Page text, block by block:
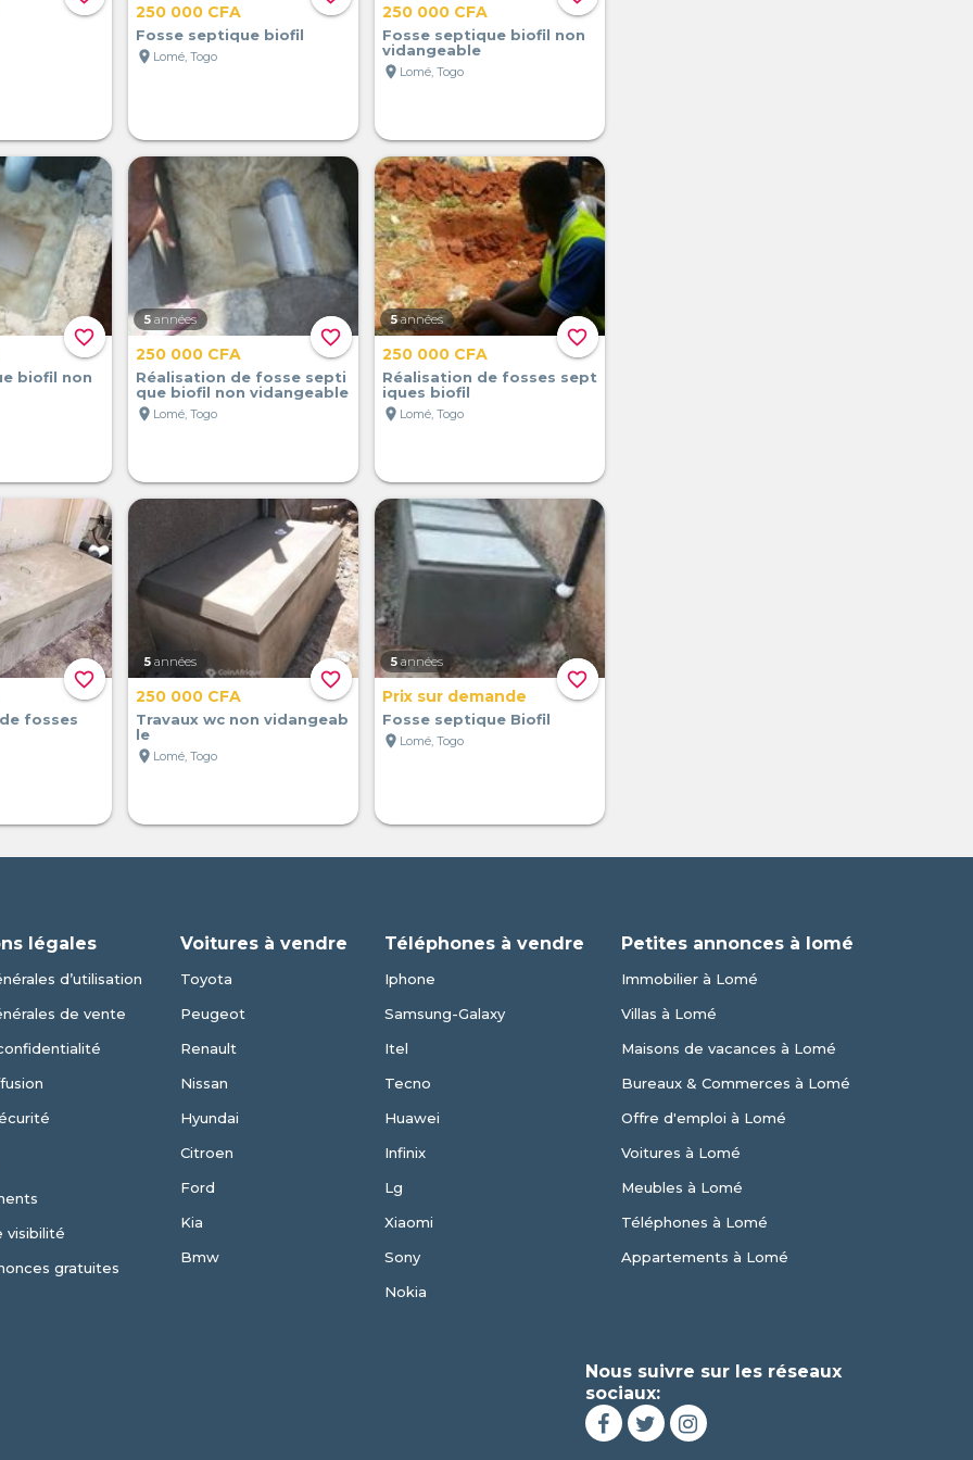
250 000 CFA
Fosse septique biofil
location_on Lomé, Togo
250 000 CFA
Fosse septique biofil non
vidangeable
location_on Lomé, Togo
favorite_border
biofil non
favorite_border
5 années
250 000 CFA
Réalisation de fosse septi
que biofil non vidangeable
location_on Lomé, Togo
favorite_border
5 années
250 000 CFA
Réalisation de fosses sept
iques biofil
location_on Lomé, Togo
favorite_border
fosses
favorite_border
5 années
250 000 CFA
Travaux wc non vidangeab
le
location_on Lomé, Togo
favorite_border
5 années
Prix sur demande
Fosse septique Biofil
location_on Lomé, Togo
légales
d’utilisation
de vente
visibilité
gratuites
Voitures à vendre
Toyota
Peugeot
Renault
Nissan
Hyundai
Citroen
Ford
Kia
Bmw
Téléphones à vendre
Iphone
Samsung-Galaxy
Itel
Tecno
Huawei
Infinix
Lg
Xiaomi
Sony
Nokia
Petites annonces à lomé
Immobilier à Lomé
Villas à Lomé
Maisons de vacances à Lomé
Bureaux & Commerces à Lomé
Offre d'emploi à Lomé
Voitures à Lomé
Meubles à Lomé
Téléphones à Lomé
Appartements à Lomé
Nous suivre sur les réseaux
sociaux: